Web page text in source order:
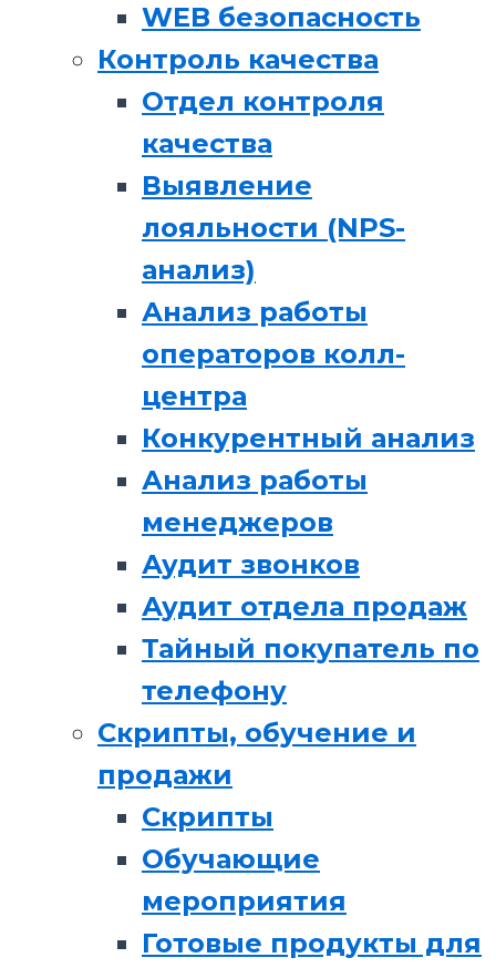
WEB безопасность
Контроль качества
Отдел контроля
качества
Выявление
лояльности (NPS-
анализ)
Анализ работы
операторов колл-
центра
Конкурентный анализ
Анализ работы
менеджеров
Аудит звонков
Аудит отдела продаж
Тайный покупатель по
телефону
Скрипты, обучение и
продажи
Скрипты
Обучающие
мероприятия
Готовые продукты для